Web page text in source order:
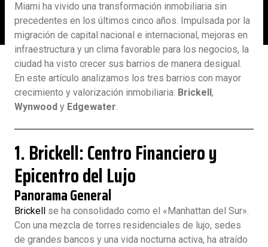
Miami ha vivido una transformación inmobiliaria sin
precedentes en los últimos cinco años. Impulsada por la
migración de capital nacional e internacional, mejoras en
infraestructura y un clima favorable para los negocios, la
ciudad ha visto crecer sus barrios de manera desigual.
En este artículo analizamos los tres barrios con mayor
crecimiento y valorización inmobiliaria: Brickell,
Wynwood y Edgewater.
1. Brickell: Centro Financiero y
Epicentro del Lujo
Panorama General
Brickell se ha consolidado como el «Manhattan del Sur».
Con una mezcla de torres residenciales de lujo, sedes
de grandes bancos y una vida nocturna activa, ha atraído